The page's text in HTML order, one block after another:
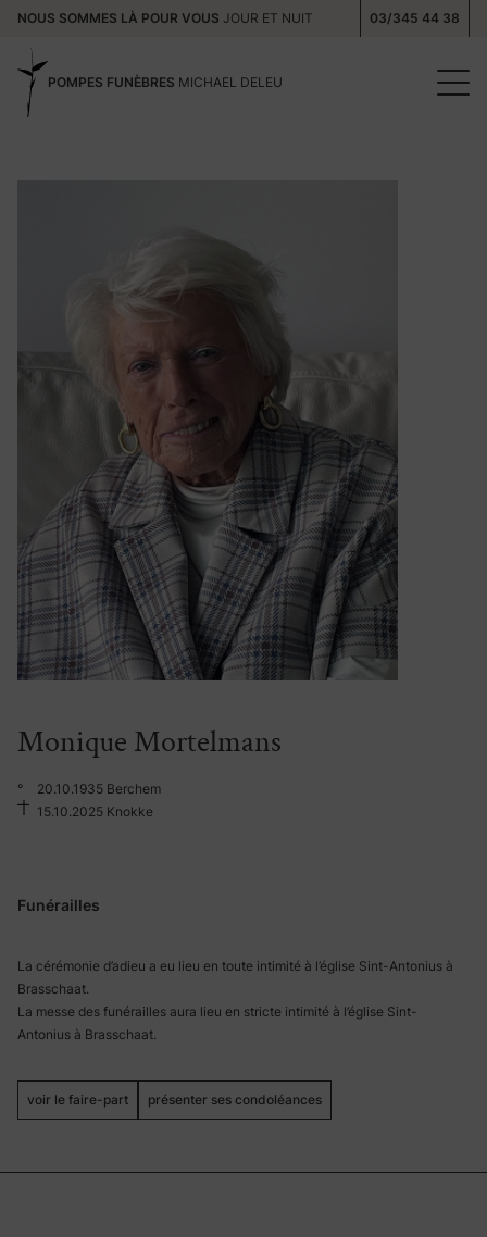
NOUS SOMMES LÀ POUR VOUS JOUR ET NUIT 03/345 44 38
POMPES FUNÈBRES MICHAEL DELEU
Monique Mortelmans
°
20.10.1935 Berchem
15.10.2025 Knokke
Funérailles
La cérémonie d’adieu a eu lieu en toute intimité à l’église Sint-Antonius à
Brasschaat.
La messe des funérailles aura lieu en stricte intimité à l’église Sint-
Antonius à Brasschaat.
voir le faire-part présenter ses condoléances